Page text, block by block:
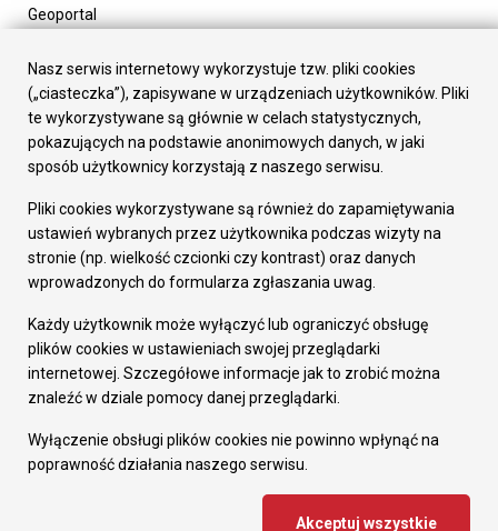
Geoportal
Załatw sprawę
Prezydent Miasta
Rada Miasta
Wydziały
Elektroniczna Skrzynka Podawcza
Gospodarka
Fundusze europejskie
Środki krajowe
Oferty inwestycyjne
Pozostałe
Deklaracja dostępności
Dane osobowe
Dodaj opinię o witrynie
Nasz serwis internetowy wykorzystuje tzw. pliki cookies
(„ciasteczka”), zapisywane w urządzeniach użytkowników. Pliki
te wykorzystywane są głównie w celach statystycznych,
pokazujących na podstawie anonimowych danych, w jaki
sposób użytkownicy korzystają z naszego serwisu.
Pliki cookies wykorzystywane są również do zapamiętywania
ustawień wybranych przez użytkownika podczas wizyty na
stronie (np. wielkość czcionki czy kontrast) oraz danych
wprowadzonych do formularza zgłaszania uwag.
Każdy użytkownik może wyłączyć lub ograniczyć obsługę
plików cookies w ustawieniach swojej przeglądarki
internetowej. Szczegółowe informacje jak to zrobić można
znaleźć w dziale pomocy danej przeglądarki.
Wyłączenie obsługi plików cookies nie powinno wpłynąć na
poprawność działania naszego serwisu.
Akceptuj wszystkie